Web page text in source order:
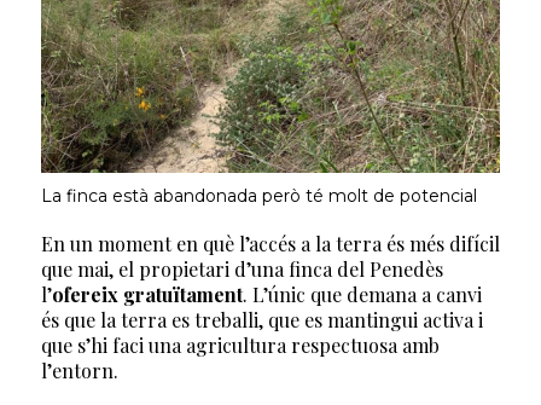
La finca està abandonada però té molt de potencial
En un moment en què l’accés a la terra és més difícil
que mai, el propietari d’una finca del Penedès
l’ofereix gratuïtament. L’únic que demana a canvi
és que la terra es treballi, que es mantingui activa i
que s’hi faci una agricultura respectuosa amb
l’entorn.